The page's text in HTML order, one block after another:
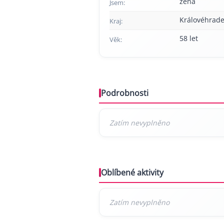
Jsem:
Kraj:
Věk: 58 let
Podrobnosti
Oblíbené aktivity